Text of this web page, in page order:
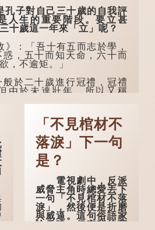
子對自己三十歲的自我評
人生的重要階段。要立甚
十歲這一年來「立」呢？
：「吾十有五而志於學，
，五十而知天命，六十而
，不逾矩。」
於二十歲進行冠禮，冠禮
由於未達壯年，所以又稱
「不見棺材不
落淚」下一句
是？
電視劇中，反派
威脅主角時總愛丟下
一句「不見棺材不落
淚」，然後便是折磨
與威逼。這句俗語家
喻戶曉，但它背後藏